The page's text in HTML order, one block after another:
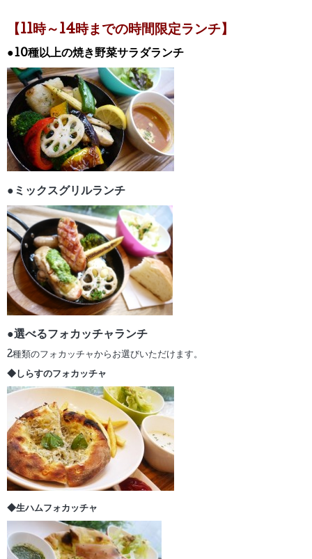
【11時～14時までの時間限定ランチ】
●10種以上の焼き野菜サラダランチ
●ミックスグリルランチ
●選べるフォカッチャランチ
2種類のフォカッチャからお選びいただけます。
◆しらすのフォカッチャ
◆生ハムフォカッチャ